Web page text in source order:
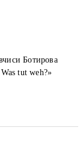
Ботирова
tut weh?»